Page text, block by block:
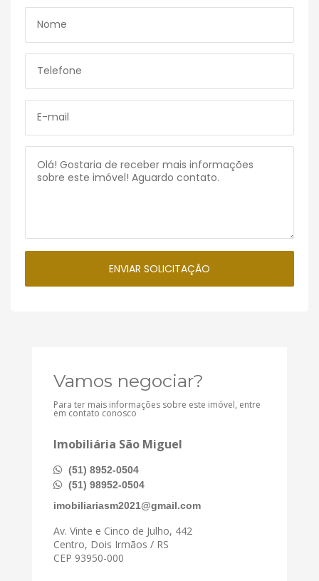
Vamos negociar?
Para ter mais informações sobre este imóvel, entre
em contato conosco
Imobiliária São Miguel
(51) 8952-0504
(51) 98952-0504
imobiliariasm2021@gmail.com
Av. Vinte e Cinco de Julho, 442
Centro, Dois Irmãos / RS
CEP 93950-000